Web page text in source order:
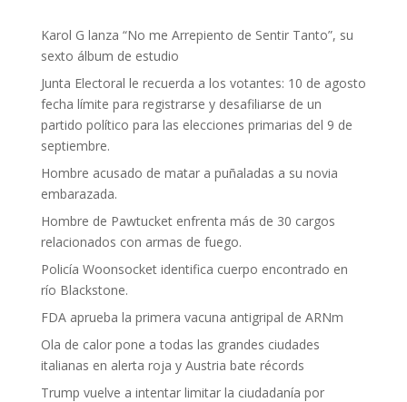
Karol G lanza “No me Arrepiento de Sentir Tanto”, su
sexto álbum de estudio
Junta Electoral le recuerda a los votantes: 10 de agosto
fecha límite para registrarse y desafiliarse de un
partido político para las elecciones primarias del 9 de
septiembre.
Hombre acusado de matar a puñaladas a su novia
embarazada.
Hombre de Pawtucket enfrenta más de 30 cargos
relacionados con armas de fuego.
Policía Woonsocket identifica cuerpo encontrado en
río Blackstone.
FDA aprueba la primera vacuna antigripal de ARNm
Ola de calor pone a todas las grandes ciudades
italianas en alerta roja y Austria bate récords
Trump vuelve a intentar limitar la ciudadanía por